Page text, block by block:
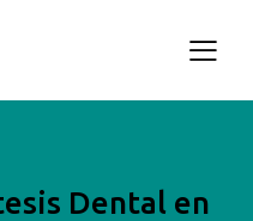
Dental en